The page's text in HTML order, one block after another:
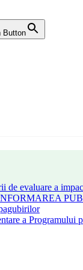
Button
de evaluare a
a Programului